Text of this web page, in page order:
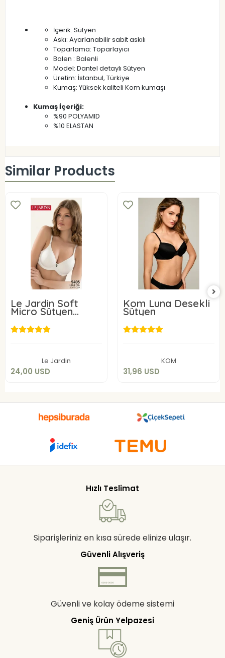
İçerik: Sütyen
Askı: Ayarlanabilir sabit askılı
Toparlama: Toparlayıcı
Balen : Balenli
Model: Dantel detaylı Sütyen
Üretim: İstanbul, Türkiye
Kumaş: Yüksek kaliteli Kom kumaşı
Kumaş İçeriği:
%90 POLYAMID
%10 ELASTAN
Similar Products
Le Jardin Soft
Micro Sütyen
9405-C
Le Jardin
24,00 USD
24,00 USD
Kom Luna Desekli
Sütyen
KOM
31,96 USD
31,96 USD
Hızlı Teslimat
Siparişleriniz en kısa sürede elinize ulaşır.
Güvenli Alışveriş
Güvenli ve kolay ödeme sistemi
Geniş Ürün Yelpazesi